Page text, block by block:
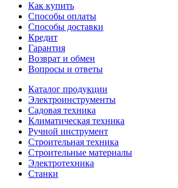
Как купить
Способы оплаты
Способы доставки
Кредит
Гарантия
Возврат и обмен
Вопросы и ответы
Каталог продукции
Электроинструменты
Садовая техника
Климатическая техника
Ручной инструмент
Строительная техника
Строительные материалы
Электротехника
Станки